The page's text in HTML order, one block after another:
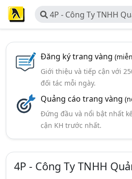
4P - Công Ty TNHH
4P
Đăng ký trang vàng
Giới thiệu và tiếp cận với
đối tác mỗi ngày.
Quảng cáo trang vàng
Đứng đầu và nổi bật nhất
cận KH trước nhất.
4P - Công Ty TNHH